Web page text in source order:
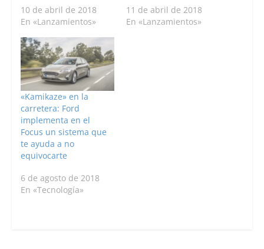
10 de abril de 2018
En «Lanzamientos»
11 de abril de 2018
En «Lanzamientos»
«Kamikaze» en la
carretera: Ford
implementa en el
Focus un sistema que
te ayuda a no
equivocarte
6 de agosto de 2018
En «Tecnología»